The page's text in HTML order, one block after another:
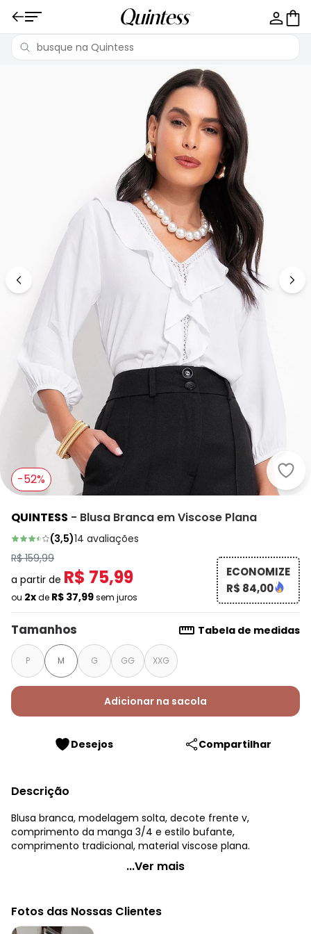
-52%
QUINTESS - Blusa Branca em Viscose Plana
(3,5)14 avaliações
R$ 159,99
a partir de R$ 75,99
ou 2xde R$ 37,99sem juros
ECONOMIZE
R$ 84,00
Tamanhos Tabela de medidas
P M G GG XXG
Adicionar na sacola
Desejos Compartilhar
Descrição
Blusa branca, modelagem solta, decote frente v,
comprimento da manga 3/4 e estilo bufante,
comprimento tradicional, material viscose plana.
Quintess - Blusa Branca em Viscose Plana
Comprimento da manga: 3/4
Modelo da manga: Bufante
...Ver mais
Fotos das Nossas Clientes